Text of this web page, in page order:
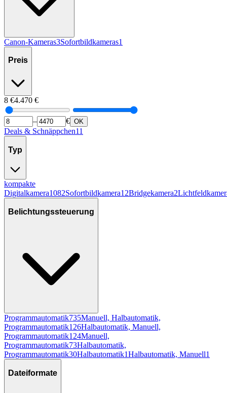
Canon-Kameras3Sofortbildkameras1
Preis
8 €4.470 €
– € OK
Deals & Schnäppchen11
Typ
kompakte
Digitalkamera1082Sofortbildkamera12Bridgekamera2
Belichtungssteuerung
Programmautomatik735Manuell, Halbautomatik,
Programmautomatik126Halbautomatik, Manuell,
Programmautomatik124Manuell,
Programmautomatik73Halbautomatik,
Programmautomatik30Halbautomatik1Halbautomatik, Manuell1
Dateiformate